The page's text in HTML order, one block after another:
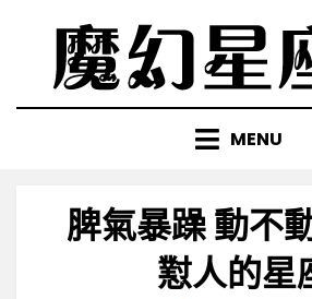
content
MENU
脾氣暴躁 動不
懟人的星